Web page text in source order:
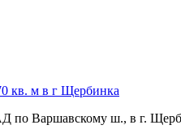
кв. м в г Щербинка
по Варшавскому ш.,­ в г.